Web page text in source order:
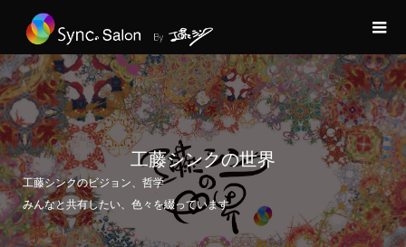
工藤シンクの世界
工藤シンクのビジョン、哲学
みんなと共有したい、色々を綴っています